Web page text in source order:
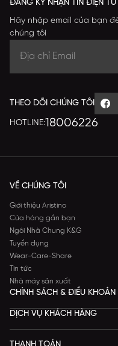
ĐĂNG KÝ NHẬN TIN ĐIỆN TỬ
Hãy nhập email của bạn
chúng tôi
THEO DÕI CHÚNG TÔI
HOTLINE:18006226
VỀ CHÚNG TÔI
Giới thiệu Aristino
Cửa hàng gần bạn
Ngôi Nhà Chung K&G
Tuyển dụng
Wear-Care-Share
Tin tức
Nhà máy sản xuất
CHÍNH SÁCH & ĐIỀU KHOẢN
DỊCH VỤ KHÁCH HÀNG